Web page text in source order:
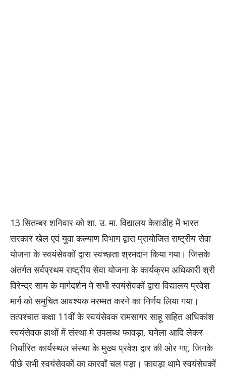
13 सितम्बर शनिवार को शा. उ. मा. विद्यालय केराडीह में भारत
सरकार खेल एवं युवा कल्याण विभाग द्वारा प्रायोजित राष्ट्रीय सेवा
योजना के स्वयंसेवकों द्वारा स्वच्छता श्रमदान किया गया। जिसके
अंतर्गत सर्वप्रथम राष्ट्रीय सेवा योजना के कार्यक्रम अधिकारी श्री
विरेन्द्र साय के मार्गदर्शन मे सभी स्वयंसेवकों द्वारा विद्यालय प्रवेश
मार्ग को समुचित आवश्यक मरम्मत करने का निर्णय लिया गया।
तत्पश्चात कक्षा 11वीं के स्वयंसेवक रामसागर साहू सहित अधिकांश
स्वयंसेवक हाथों में संस्था मे उपलब्ध फावड़ा, घमेला आदि लेकर
निर्धारित कार्यस्थल संस्था के मुख्य प्रवेश द्वार की ओर गए, जिनके
पीछे सभी स्वयंसेवकों का कारर्वाँ चल पड़ा। फावड़ा थामे स्वयंसेवकों